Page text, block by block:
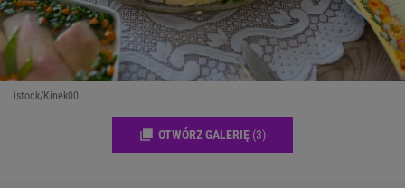
istock/Kinek00
OTWÓRZ GALERIĘ (3)